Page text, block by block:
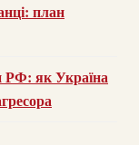
план
РФ: як Україна